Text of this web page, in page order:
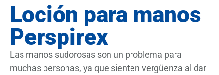
Loción para manos
Perspirex
Las manos sudorosas son un problema para
muchas personas, ya que sienten vergüenza al dar